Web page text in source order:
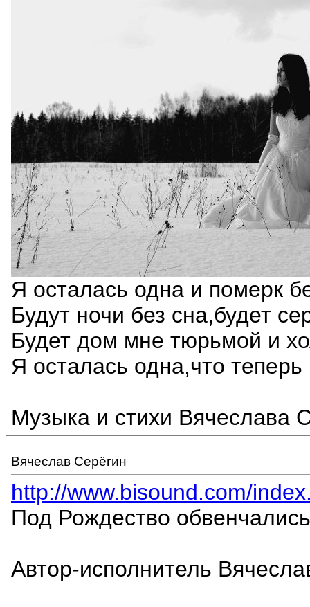
Я осталась одна и померк
Будут ночи без сна,будет
Будет дом мне тюрьмой и
Я осталась одна,что теперь
Музыка и стихи Вячеслава
Вячеслав Серёгин
http://www.bisound.com/
Под Рождество
Автор-исполнитель